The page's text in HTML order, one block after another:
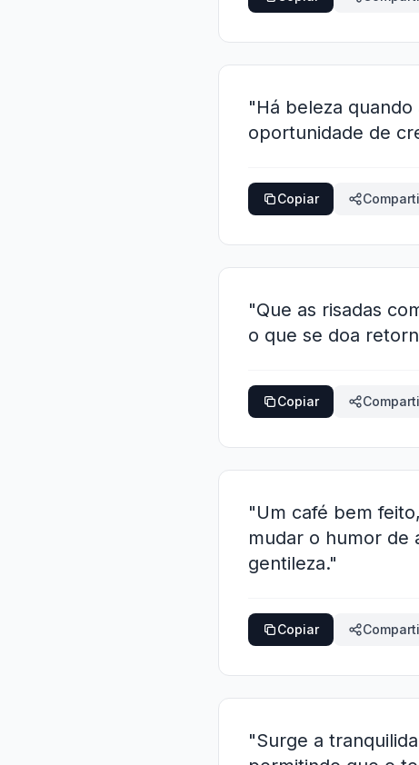
"Há beleza
oportunidade de
Copiar
"Que as risadas
o que se doa
Copiar
"Um café bem
mudar o humor de
gentileza."
Copiar
"Surge a